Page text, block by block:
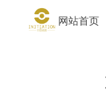
网站首页